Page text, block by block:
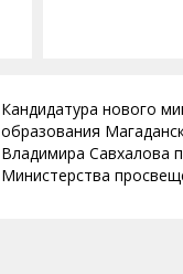
Кандидатура нового
образования
Владимира Савхалова
Министерства